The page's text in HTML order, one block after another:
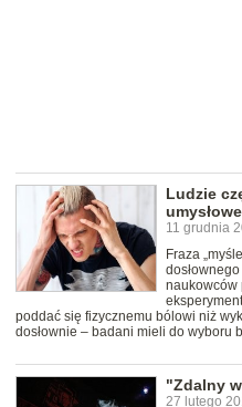
Ludzie
11 grudnia
Fraza
naukowców
poddać się fizycznemu bólowi niż
dosłownie – badani mieli do wyboru
"Zdalny
27 lutego